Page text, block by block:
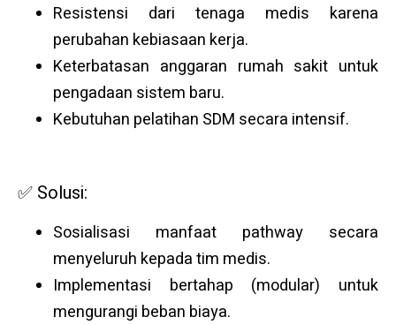
Resistensi dari tenaga medis karena
perubahan kebiasaan kerja.
Keterbatasan anggaran rumah sakit untuk
pengadaan sistem baru.
Kebutuhan pelatihan SDM secara intensif.
✅ Solusi:
Sosialisasi manfaat pathway secara
menyeluruh kepada tim medis.
Implementasi bertahap (modular) untuk
mengurangi beban biaya.